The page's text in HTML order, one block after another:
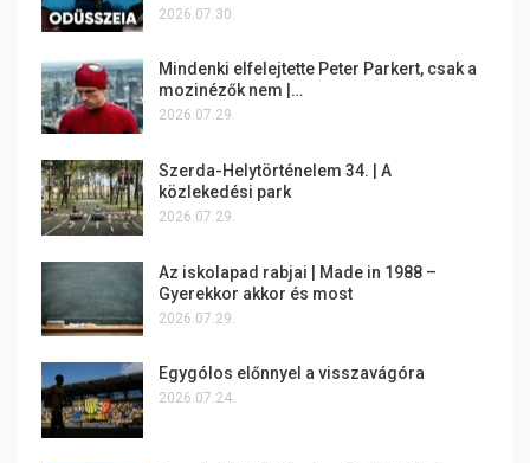
2026.07.30.
Mindenki elfelejtette Peter Parkert, csak a
mozinézők nem |…
2026.07.29.
Szerda-Helytörténelem 34. | A
közlekedési park
2026.07.29.
Az iskolapad rabjai | Made in 1988 –
Gyerekkor akkor és most
2026.07.29.
Egygólos előnnyel a visszavágóra
2026.07.24.